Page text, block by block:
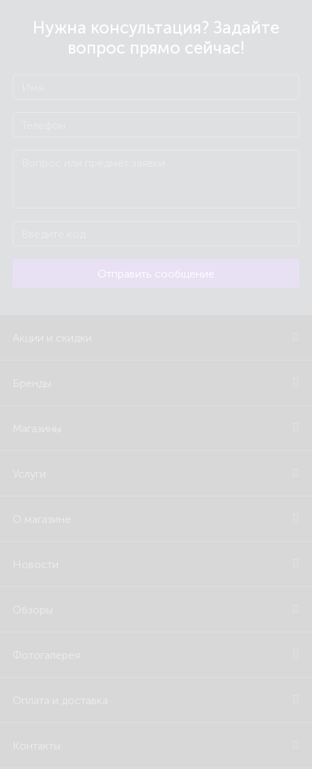
Нужна консультация? Задайте
вопрос прямо сейчас!
Отправить сообщение
Акции и скидки
Бренды
Магазины
Услуги
О магазине
Новости
Обзоры
Фотогалерея
Оплата и доставка
Контакты